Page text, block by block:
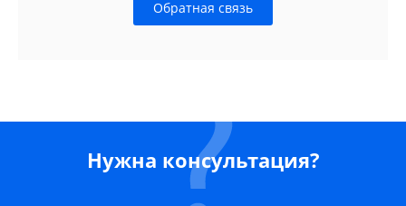
Обратная связь
Нужна консультация?